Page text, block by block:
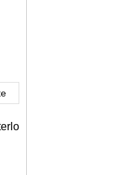
Westerlo